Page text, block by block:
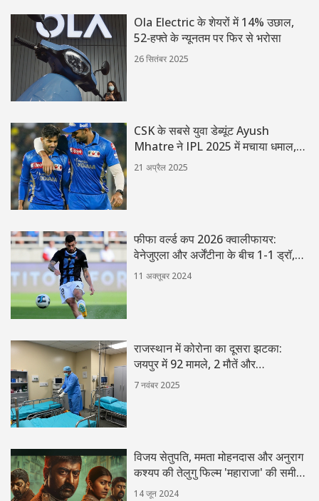
Ola Electric के शेयरों में 14% उछाल,
52‑हफ्ते के न्यूनतम पर फिर से भरोसा
26 सितंबर 2025
CSK के सबसे युवा डेब्यूंट Ayush
Mhatre ने IPL 2025 में मचाया धमाल,
भाई की आंखें हो गईं नम
21 अप्रैल 2025
फीफा वर्ल्ड कप 2026 क्वालीफायर:
वेनेजुएला और अर्जेंटीना के बीच 1-1 ड्रॉ,
लियोनेल मेसी की शानदार वापसी
11 अक्तूबर 2024
राजस्थान में कोरोना का दूसरा झटका:
जयपुर में 92 मामले, 2 मौतें और
आपातकालीन बैठक
7 नवंबर 2025
विजय सेतुपति, ममता मोहनदास और अनुराग
कश्यप की तेलुगु फिल्म 'महाराजा' की समीक्षा
और रेटिंग
14 जून 2024